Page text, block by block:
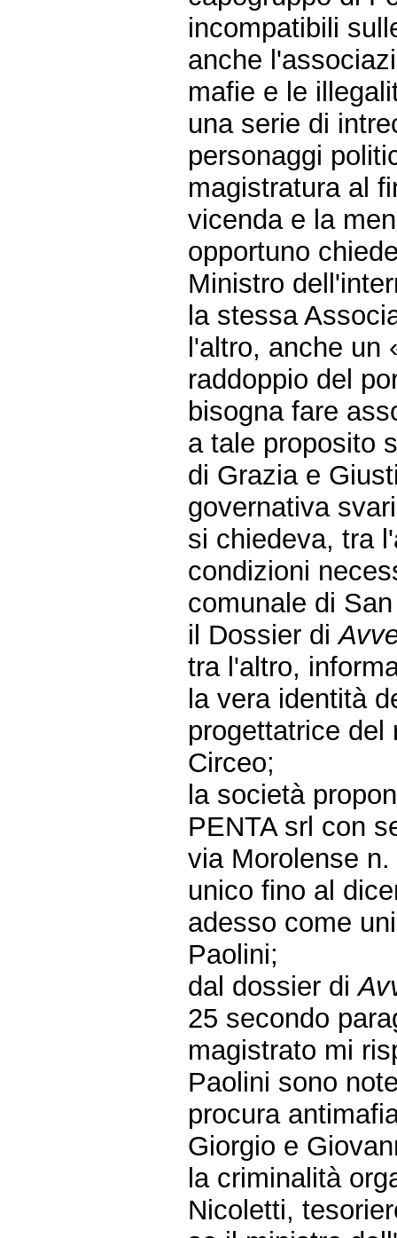
incompatibili
anche
mafie e le
una serie di
personaggi
magistratura al
vicenda e la
opportuno
Ministro
la stessa
l'altro, anche un
raddoppio del
bisogna fare
a tale proposito
di Grazia e
governativa
si chiedeva, tra
condizioni
comunale di
il Dossier di
tra l'altro,
la vera identità
progettatrice del
Circeo;
la società
PENTA srl con
via Morolense
unico fino al
adesso come
Paolini;
dal dossier di
25 secondo
magistrato mi
Paolini sono
procura
Giorgio e
la criminalità
Nicoletti,